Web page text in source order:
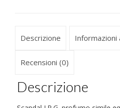
Descrizione Informazioni
Recensioni (0)
Descrizione